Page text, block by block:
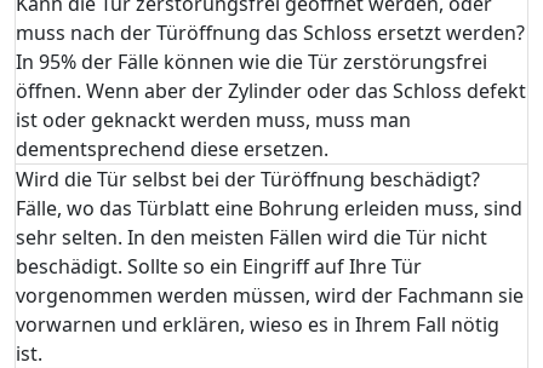
muss nach der Türöffnung das Schloss ersetzt werden?
In 95% der Fälle können wie die Tür zerstörungsfrei
öffnen. Wenn aber der Zylinder oder das Schloss defekt
ist oder geknackt werden muss, muss man
dementsprechend diese ersetzen.
Wird die Tür selbst bei der Türöffnung beschädigt?
Fälle, wo das Türblatt eine Bohrung erleiden muss, sind
sehr selten. In den meisten Fällen wird die Tür nicht
beschädigt. Sollte so ein Eingriff auf Ihre Tür
vorgenommen werden müssen, wird der Fachmann sie
vorwarnen und erklären, wieso es in Ihrem Fall nötig
ist.